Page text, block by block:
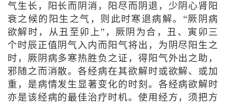
气生长，阳长而阴消，阳尽而阴退，少阴心肾阳
衰之候的阳生之气，则此时寒退病解。“厥阴病
欲解时，从丑至卯上”，厥阴为合，丑、寅卯三
个时辰正值阴气入内而阳气将出，为阴尽阳生之
时，厥阴病多寒热胜负之证，得阳气外出之助，
邪随之而消散。各经病在其欲解时或欲解、或加
重，是病情发生显著变化的时刻。各经病欲解时
亦是该经病的最佳治疗时机。使用经方，须把方